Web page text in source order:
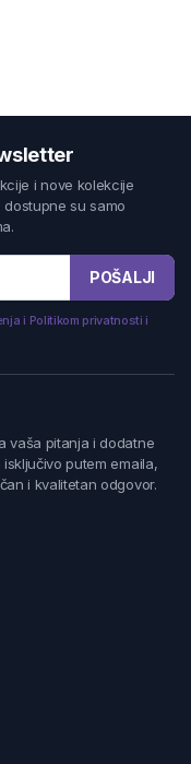
i nove kolekcije
su samo
POŠALJI
i Politikom privatnosti i
vaša pitanja i dodatne
putem emaila,
i kvalitetan odgovor.